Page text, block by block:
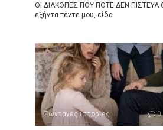
ΟΙ ΔΙΑΚΟΠΕΣ ΠΟΥ ΠΟΤΕ ΔΕΝ ΠΙΣΤΕΥΑ
εξήντα πέντε μου, είδα
Ζωντανές ιστορίες 0